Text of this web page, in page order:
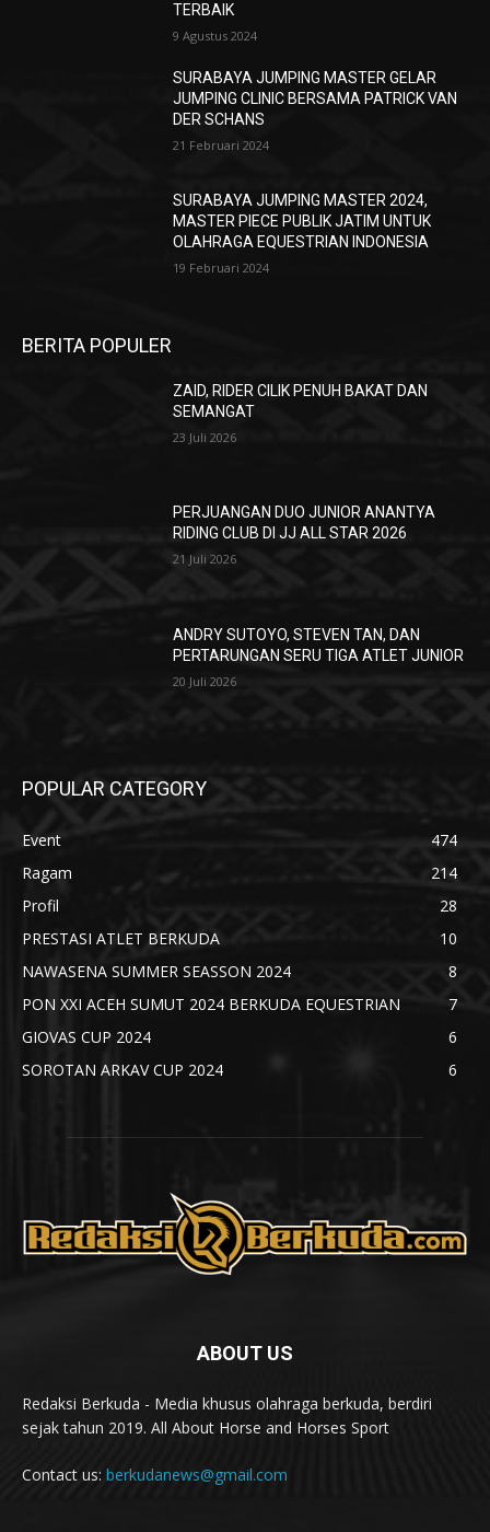
TERBAIK
9 Agustus 2024
SURABAYA JUMPING MASTER GELAR
JUMPING CLINIC BERSAMA PATRICK VAN
DER SCHANS
21 Februari 2024
SURABAYA JUMPING MASTER 2024,
MASTER PIECE PUBLIK JATIM UNTUK
OLAHRAGA EQUESTRIAN INDONESIA
19 Februari 2024
BERITA POPULER
ZAID, RIDER CILIK PENUH BAKAT DAN
SEMANGAT
23 Juli 2026
PERJUANGAN DUO JUNIOR ANANTYA
RIDING CLUB DI JJ ALL STAR 2026
21 Juli 2026
ANDRY SUTOYO, STEVEN TAN, DAN
PERTARUNGAN SERU TIGA ATLET JUNIOR
20 Juli 2026
POPULAR CATEGORY
Event
474
Ragam
214
Profil
28
PRESTASI ATLET BERKUDA
10
NAWASENA SUMMER SEASSON 2024
8
PON XXI ACEH SUMUT 2024 BERKUDA EQUESTRIAN
7
GIOVAS CUP 2024
6
SOROTAN ARKAV CUP 2024
6
ABOUT US
Redaksi Berkuda - Media khusus olahraga berkuda, berdiri
sejak tahun 2019. All About Horse and Horses Sport
Contact us: berkudanews@gmail.com